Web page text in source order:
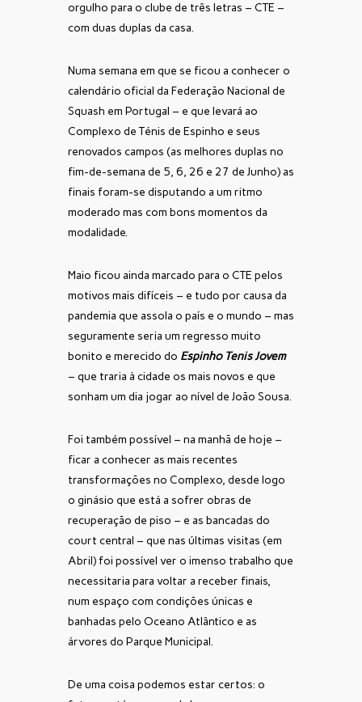
orgulho para o clube de três letras – CTE –
com duas duplas da casa.
Numa semana em que se ficou a conhecer o
calendário oficial da Federação Nacional de
Squash em Portugal – e que levará ao
Complexo de Ténis de Espinho e seus
renovados campos (as melhores duplas no
fim-de-semana de 5, 6, 26 e 27 de Junho) as
finais foram-se disputando a um ritmo
moderado mas com bons momentos da
modalidade.
Maio ficou ainda marcado para o CTE pelos
motivos mais difíceis – e tudo por causa da
pandemia que assola o país e o mundo – mas
seguramente seria um regresso muito
bonito e merecido do Espinho Tenis Jovem
– que traria à cidade os mais novos e que
sonham um dia jogar ao nível de João Sousa.
Foi também possível – na manhã de hoje –
ficar a conhecer as mais recentes
transformações no Complexo, desde logo
o ginásio que está a sofrer obras de
recuperação de piso – e as bancadas do
court central – que nas últimas visitas (em
Abril) foi possível ver o imenso trabalho que
necessitaria para voltar a receber finais,
num espaço com condições únicas e
banhadas pelo Oceano Atlântico e as
árvores do Parque Municipal.
De uma coisa podemos estar certos: o